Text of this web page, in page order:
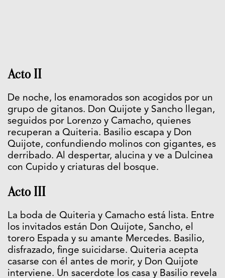
Acto II
De noche, los enamorados son acogidos por un
grupo de gitanos. Don Quijote y Sancho llegan,
seguidos por Lorenzo y Camacho, quienes
recuperan a Quiteria. Basilio escapa y Don
Quijote, confundiendo molinos con gigantes, es
derribado. Al despertar, alucina y ve a Dulcinea
con Cupido y criaturas del bosque.
Acto III
La boda de Quiteria y Camacho está lista. Entre
los invitados están Don Quijote, Sancho, el
torero Espada y su amante Mercedes. Basilio,
disfrazado, finge suicidarse. Quiteria acepta
casarse con él antes de morir, y Don Quijote
interviene. Un sacerdote los casa y Basilio revela